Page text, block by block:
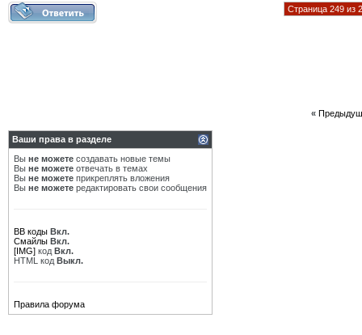
Страница 249 из
«
Ваши права в разделе
Вы не можете создавать новые темы
Вы не можете отвечать в темах
Вы не можете прикреплять вложения
Вы не можете редактировать свои сообщения
BB коды Вкл.
Смайлы Вкл.
[IMG] код Вкл.
HTML код Выкл.
Правила форума